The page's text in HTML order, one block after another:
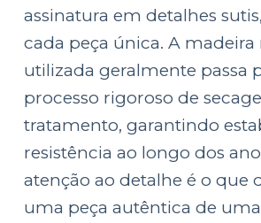
assinatura em detalhes
cada peça única. A madeira
utilizada geralmente passa
processo rigoroso de
tratamento, garantindo
resistência ao longo dos
atenção ao detalhe é o que
uma peça autêntica de